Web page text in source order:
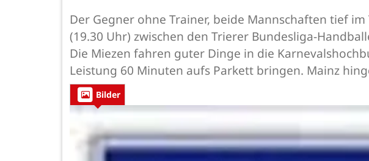
Der Gegner ohne Trainer, beide Mannschaften tief
(19.30 Uhr) zwischen den Trierer Bundesliga-
Die Miezen fahren guter Dinge in die
Leistung 60 Minuten aufs Parkett bringen. Mainz
Bilder